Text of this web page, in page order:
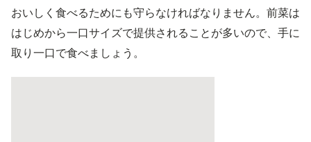
おいしく食べるためにも守らなければなりません。前菜は
はじめから一口サイズで提供されることが多いので、手に
取り一口で食べましょう。